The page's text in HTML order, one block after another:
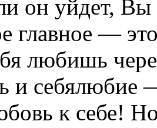
он уйдет,
главное —
любишь
и себялюбие
к себе!